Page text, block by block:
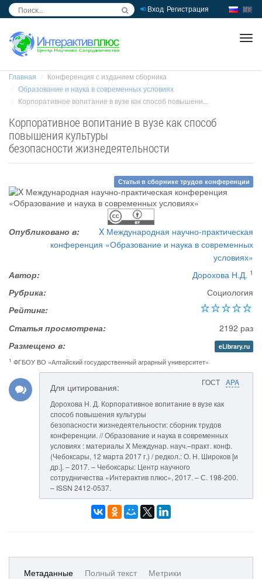
Вход Регистрация
Главная
Конференция с изданием сборника
Образование и наука в современных условиях
Корпоративное вопитание в вузе как способ повышени...
Корпоративное вопитание в вузе как способ
повышения культуры
безопасности жизнедеятельности
Статья в сборнике трудов конференции
Опубликовано в:
X Международная научно-практическая
конференция «Образование и наука в современных
условиях»
Автор:
Дорохова Н.Д. 1
Рубрика:
Социология
Рейтинг:
Статья просмотрена:
2192 раз
Размещено в:
eLibrary.ru
1 ФГБОУ ВО «Алтайский государственный аграрный университет»
ГОСТ APA
Для цитирования:
Дорохова Н. Д. Корпоративное вопитание в вузе как
способ повышения культуры
безопасности жизнедеятельности: сборник трудов
конференции. // Образование и наука в современных
условиях : материалы X Междунар. науч.–практ. конф.
(Чебоксары, 12 марта 2017 г.) / редкол.: О. Н. Широков [и
др.]. – 2017. – Чебоксары: Центр научного
сотрудничества «Интерактив плюс», 2017. – С. 198-200.
– ISSN 2412-0537.
Метаданные Полный текст Метрики